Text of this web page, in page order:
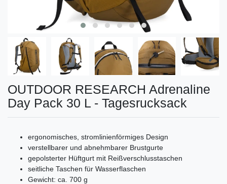
OUTDOOR RESEARCH Adrenaline
Day Pack 30 L - Tagesrucksack
ergonomisches, stromlinienförmiges Design
verstellbarer und abnehmbarer Brustgurte
gepolsterter Hüftgurt mit Reißverschlusstaschen
seitliche Taschen für Wasserflaschen
Gewicht: ca. 700 g